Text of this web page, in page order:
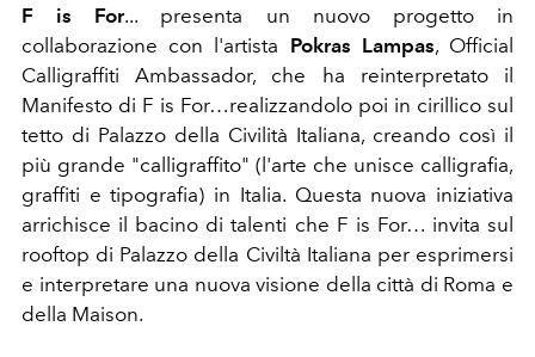
F is For... presenta un nuovo progetto in
collaborazione con l'artista Pokras Lampas, Official
Calligraffiti Ambassador, che ha reinterpretato il
Manifesto di F is For…realizzandolo poi in cirillico sul
tetto di Palazzo della Civilità Italiana, creando così il
più grande "calligraffito" (l'arte che unisce calligrafia,
graffiti e tipografia) in Italia. Questa nuova iniziativa
arrichisce il bacino di talenti che F is For… invita sul
rooftop di Palazzo della Civiltà Italiana per esprimersi
e interpretare una nuova visione della città di Roma e
della Maison.